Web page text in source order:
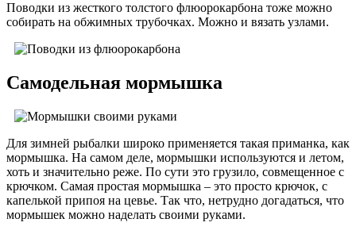
Поводки из жесткого толстого флюорокарбона тоже можно
собирать на обжимных трубочках. Можно и вязать узлами.
Самодельная мормышка
Для зимней рыбалки широко применяется такая приманка, как
мормышка. На самом деле, мормышки используются и летом,
хоть и значительно реже. По сути это грузило, совмещенное с
крючком. Самая простая мормышка – это просто крючок, с
капелькой припоя на цевье. Так что, нетрудно догадаться, что
мормышек можно наделать своими руками.